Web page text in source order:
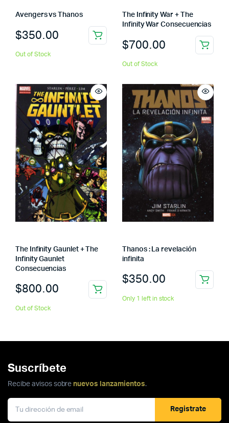
Avengers vs Thanos
$350.00
Out of Stock
The Infinity War + The
Infinity War Consecuencias
$700.00
Out of Stock
The Infinity Gaunlet + The
Infinity Gaunlet
Consecuencias
$800.00
Out of Stock
Thanos : La revelación
infinita
$350.00
Only 1 left in stock
Suscríbete
Recibe avisos sobre nuevos lanzamientos.
Registrate